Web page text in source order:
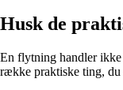
Husk de
En flytning handler ikke
række praktiske ting, du